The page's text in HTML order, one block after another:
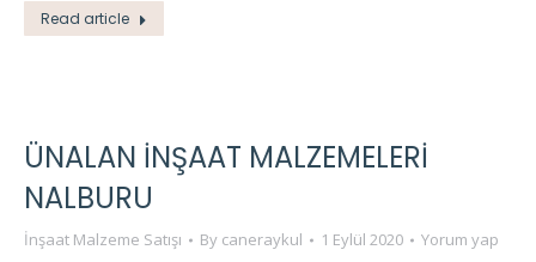
Read article
ÜNALAN İNŞAAT MALZEMELERI
NALBURU
İnşaat Malzeme Satışı By caneraykul 1 Eylül 2020 Yorum yap